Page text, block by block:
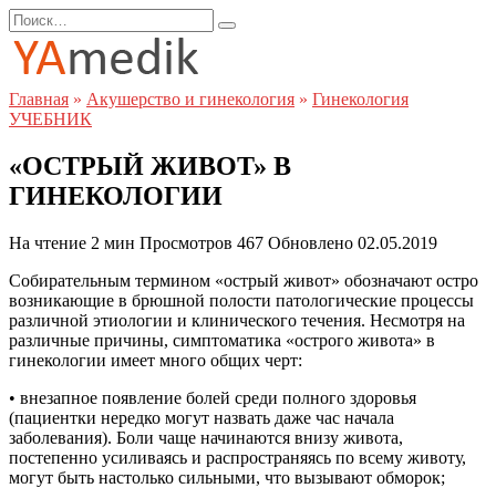
Перейти
к
содержанию
Search
for:
Главная » Акушерство и гинекология » Гинекология
УЧЕБНИК
«ОСТРЫЙ ЖИВОТ» В
ГИНЕКОЛОГИИ
На чтение 2 мин Просмотров 467 Обновлено 02.05.2019
Собирательным термином «острый живот» обозначают остро
возникающие в брюшной полости патологические процессы
различной этиологии и клинического течения. Несмотря на
различные причины, симптоматика «острого живота» в
гинекологии имеет много общих черт:
• внезапное появление болей среди полного здоровья
(пациентки нередко могут назвать даже час начала
заболевания). Боли чаще начинаются внизу живота,
постепенно усиливаясь и распространяясь по всему животу,
могут быть настолько сильными, что вызывают обморок;